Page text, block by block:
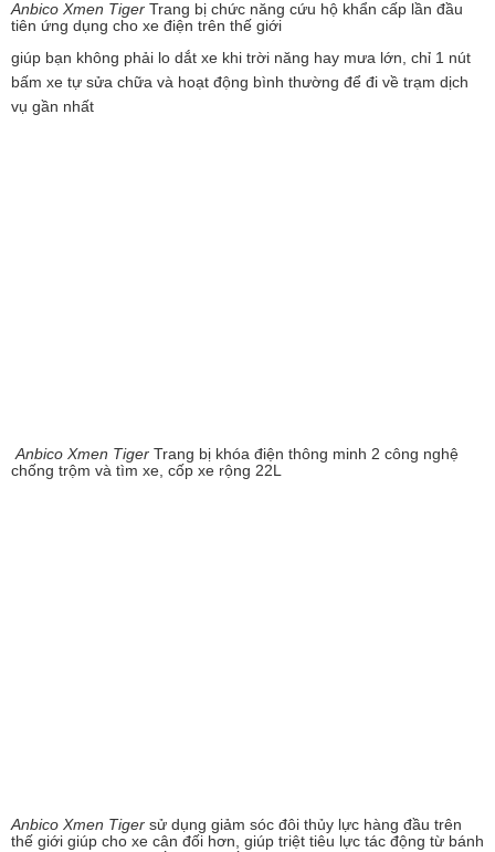
Anbico Xmen Tiger Trang bị chức năng cứu hộ khẩn cấp lần đầu
tiên ứng dụng cho xe điện trên thế giới
giúp bạn không phải lo dắt xe khi trời năng hay mưa lớn, chỉ 1 nút
bấm xe tự sửa chữa và hoạt động bình thường để đi về trạm dịch
vụ gần nhất
Anbico Xmen Tiger Trang bị khóa điện thông minh 2 công nghệ
chống trộm và tìm xe, cốp xe rộng 22L
Anbico Xmen Tiger sử dụng giảm sóc đôi thủy lực hàng đầu trên
thế giới giúp cho xe cân đối hơn, giúp triệt tiêu lực tác động từ bánh